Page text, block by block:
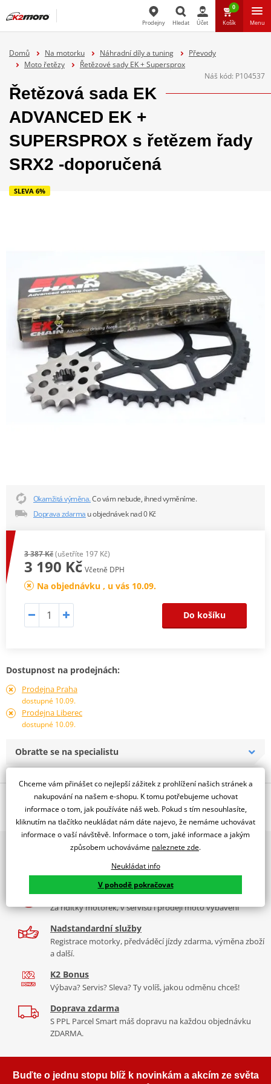
Prodejny Hledat Účet
0
Košík Menu
Domů Na motorku Náhradní díly a tuning
Převody
Moto řetězy
Řetězové sady EK + Supersprox
Náš kód: P104537
Řetězová sada EK
ADVANCED EK +
SUPERSPROX s řetězem řady
SRX2 -doporučená
SLEVA 6%
Okamžitá výměna.Co vám nebude, ihned vyměníme.
Doprava zdarma u objednávek nad 0 Kč
3 387 Kč(ušetříte 197 Kč)
3 190 Kč Včetně DPH
Na objednávku , u vás 10.09.
Do košíku
Dostupnost na prodejnách:
Prodejna Praha
dostupné 10.09.
Prodejna Liberec
dostupné 10.09.
Obraťte se na specialistu
Popis a parametry
Jsme autorizovaný
dealer značky EK + SUPERSPROX
Řetězová sada - Řetěz EK, řada SRX2, těsněný QX-kroužkem.
Ocelové kolečko a rozeta SUPERSPROX.
Řetěz 520 SRX2
tím, že má jako jediný na trhu ZST (samozřejmě kromě typu MVXZ).
Typické motorky: Honda NC 750S, Kawasaki KLR 650, KTM 690
Enduro/Duke, zároveň se šikne pro sportovní endura a závody
Řada SRX
střední třída, ze které si vybere prakticky každý, prakticky pro
každou motorku, včetně závodních mašin, čtyřkolek. Má QX
2x multibrand showroom
9 značek motocyklů, servis, oblečení, doplňky i náhradní
díly, to vše v Praze a Liberci
Více než 30 let zkušeností
Za řídítky motorek, v servisu i prodeji moto vybavení
Nadstandardní služby
Registrace motorky, předváděcí jízdy zdarma, výměna zboží
a další.
K2 Bonus
Výbava? Servis? Sleva? Ty volíš, jakou odměnu chceš!
Doprava zdarma
S PPL Parcel Smart máš dopravu na každou objednávku
ZDARMA.
Buďte o jednu stopu blíž k novinkám a akcím ze světa
Chceme vám přinášet co nejlepší zážitek z prohlížení našich stránek a
nakupování na našem e-shopu. K tomu potřebujeme uchovat
informace o tom, jak používáte náš web. Pokud s tím nesouhlasíte,
kliknutím na tlačítko neukládat nám dáte najevo, že nemáme uchovávat
informace o vaší návštěvě. Informace o tom, jaké informace a jakým
způsobem uchováváme naleznete zde.
Neukládat info
V pohodě pokračovat